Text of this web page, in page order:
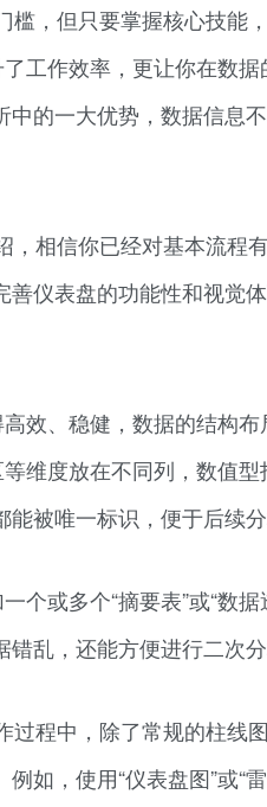
，但只要掌握核心技能
工作效率，更让你在数
的一大优势，数据信息
相信你已经对基本流程
仪表盘的功能性和视觉
效、稳健，数据的结构
维度放在不同列，数值型
被唯一标识，便于后续分
个或多个“摘要表”或“数
乱，还能方便进行二次分
过程中，除了常规的柱线
如，使用“仪表盘图”或“